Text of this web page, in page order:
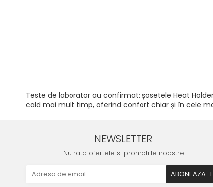
Teste de laborator au confirmat: șosetele Heat
cald mai mult timp, oferind confort chiar și în cele
NEWSLETTER
Nu rata ofertele si promotiile noastre